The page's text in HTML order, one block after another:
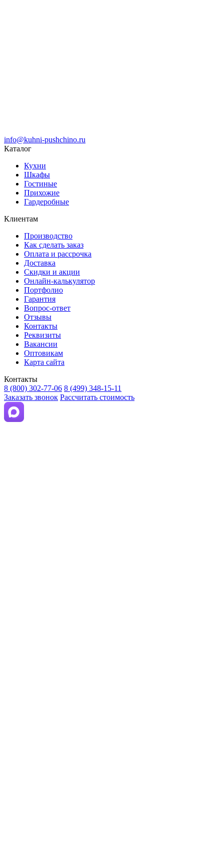
info@kuhni-pushchino.ru
Каталог
Кухни
Шкафы
Гостиные
Прихожие
Гардеробные
Клиентам
Производство
Как сделать заказ
Оплата и рассрочка
Доставка
Скидки и акции
Онлайн-калькулятор
Портфолио
Гарантия
Вопрос-ответ
Отзывы
Контакты
Реквизиты
Вакансии
Оптовикам
Карта сайта
Контакты
8 (800) 302-77-06 8 (499) 348-15-11
Заказать звонок Рассчитать стоимость